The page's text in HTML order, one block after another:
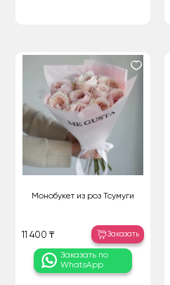
Монобукет из роз Тсумуги
11 400 ₸ Заказать
Заказать по
WhatsApp